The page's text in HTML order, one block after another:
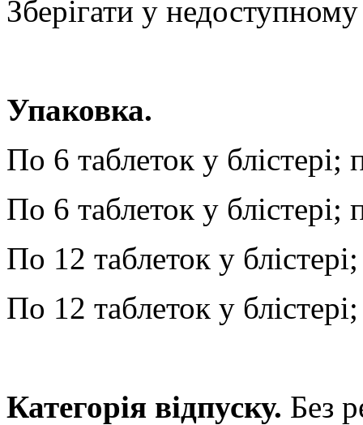
Зберігати у
Упаковка.
По 6 таблеток у блістері;
По 6 таблеток у блістері;
По 12 таблеток у
По 12 таблеток у
Категорія відпуску. Без